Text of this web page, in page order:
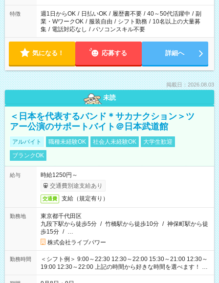
特徴 週1日からOK / 日払いOK / 履歴書不要 / 40～50代活躍中 / 副
業・WワークOK / 服装自由 / シフト勤務 / 10名以上の大量募
集 / 電話対応なし / パソコンスキル不要
気になる！ 応募する 詳細へ
掲載日：2026.08.03
未読
＜日本を代表するバンド＊サカナクション＞ツ
アー公演のサポートバイト＠日本武道館
アルバイト 職種未経験OK 社会人未経験OK
大学生歓迎
ブランクOK
給与
時給1250円～
交通費別途支給あり
交通費 支給（規定有り）
勤務地
東京都千代田区
九段下駅から徒歩5分 / 竹橋駅から徒歩10分 / 神保町駅から徒
歩15分 / …
株式会社ライブパワー
勤務時間
＜シフト例＞ 9:00～22:30 12:30～22:00 15:30～21:00 12:30～
19:00 12:30～22:00 上記の時間から好きな時間を選べます！ ※
時間は変更となる可能性があります